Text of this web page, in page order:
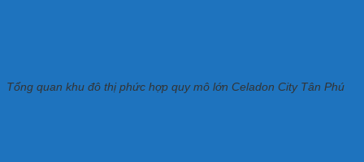
Tổng quan khu đô thị phức hợp quy mô lớn Celadon City Tân Phú